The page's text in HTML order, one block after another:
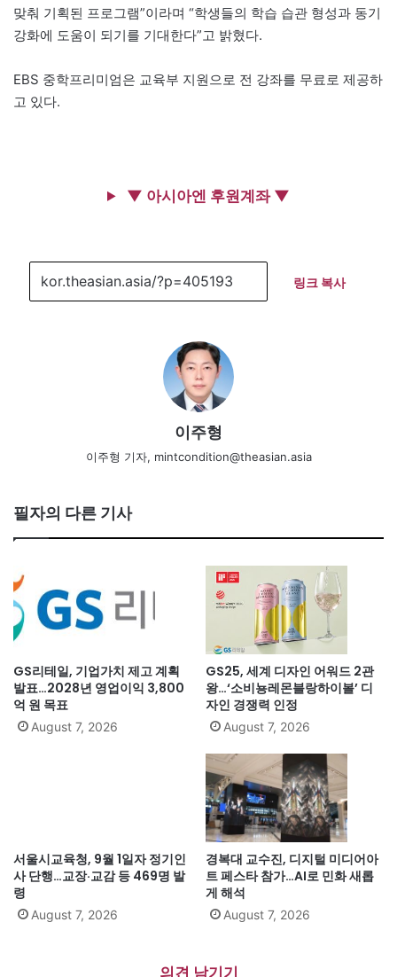
맞춰 기획된 프로그램”이라며 “학생들의 학습 습관 형성과 동기
강화에 도움이 되기를 기대한다”고 밝혔다.
EBS 중학프리미엄은 교육부 지원으로 전 강좌를 무료로 제공하
고 있다.
▼ 아시아엔 후원계좌 ▼
링크 복사
이주형
이주형 기자, mintcondition@theasian.asia
필자의 다른 기사
GS리테일, 기업가치 제고 계획
발표…2028년 영업이익 3,800
억 원 목표
August 7, 2026
GS25, 세계 디자인 어워드 2관
왕…‘소비뇽레몬블랑하이볼’ 디
자인 경쟁력 인정
August 7, 2026
서울시교육청, 9월 1일자 정기인
사 단행…교장·교감 등 469명 발
령
August 7, 2026
경복대 교수진, 디지털 미디어아
트 페스타 참가…AI로 민화 새롭
게 해석
August 7, 2026
의견 남기기